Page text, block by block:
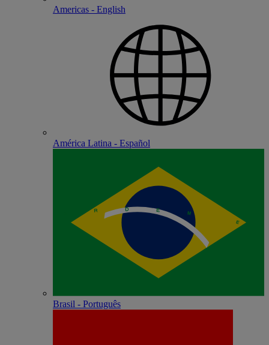
Americas - English
América Latina - Español
Brasil - Português